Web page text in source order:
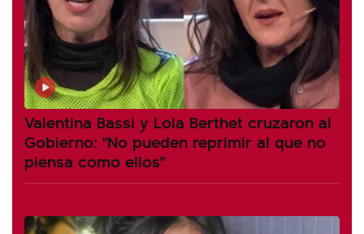
Valentina Bassi y Lola Berthet cruzaron al
Gobierno: "No pueden reprimir al que no
piensa como ellos"